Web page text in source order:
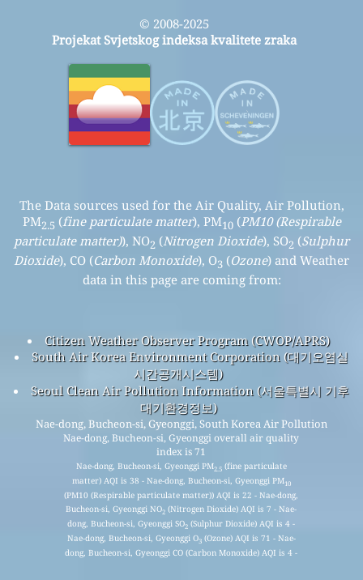
© 2008-2025
Projekat Svjetskog indeksa kvalitete zraka
The Data sources used for the Air Quality, Air Pollution,
PM2.5 (fine particulate matter), PM10(PM10 (Respirable
particulate matter)), NO2 (Nitrogen Dioxide), SO2 (Sulphur
Dioxide), CO (Carbon Monoxide), O3 (Ozone) and Weather
data in this page are coming from:
Citizen Weather Observer Program (CWOP/APRS)
South Air Korea Environment Corporation (대기오염실
시간공개시스템)
Seoul Clean Air Pollution Information (서울특별시 기후
대기환경정보)
Nae-dong, Bucheon-si, Gyeonggi, South Korea Air Pollution
Nae-dong, Bucheon-si, Gyeonggi overall air quality
index is 71
Nae-dong, Bucheon-si, Gyeonggi PM2.5(fine particulate
matter) AQI is 38 - Nae-dong, Bucheon-si, Gyeonggi PM10
(PM10 (Respirable particulate matter)) AQI is 22 - Nae-dong,
Bucheon-si, Gyeonggi NO2 (Nitrogen Dioxide) AQI is 7 - Nae-
dong, Bucheon-si, Gyeonggi SO2 (Sulphur Dioxide) AQI is 4 -
Nae-dong, Bucheon-si, Gyeonggi O3(Ozone) AQI is 71 - Nae-
dong, Bucheon-si, Gyeonggi CO (Carbon Monoxide) AQI is 4 -